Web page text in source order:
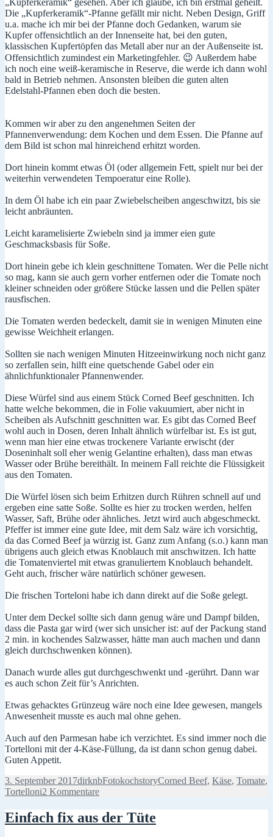
Die „Kupferkeramik“-Pfanne gefällt mir nicht. Neben Design, Griff
u.a. mache ich mir bei der Pfanne doch Gedanken, warum sie
Kupfer offensichtlich an der Innenseite hat, bei den guten,
klassischen Kupfertöpfen das Metall aber nur an der Außenseite ist.
Offensichtlich zumindest ein Marketingfehler. 😉 Außerdem habe
ich noch eine weiß-keramische in Reserve, die werde ich dann wohl
bald in Betrieb nehmen. Ansonsten bleiben die guten alten
Edelstahl-Pfannen eben doch die besten.
Kommen wir aber zu den angenehmen Seiten der
Pfannenverwendung: dem Kochen und dem Essen. Die Pfanne auf
dem Bild ist schon mal hinreichend erhitzt worden.
Dort hinein kommt etwas Öl (oder allgemein Fett, spielt nur bei der
weiterhin verwendeten Tempoeratur eine Rolle).
In dem Öl habe ich ein paar Zwiebelscheiben angeschwitzt, bis sie
leicht anbräunten.
Leicht karamelisierte Zwiebeln sind ja immer eien gute
Geschmacksbasis für Soße.
Dort hinein gebe ich klein geschnittene Tomaten. Wer die Pelle nicht
so mag, kann sie auch gern vorher entfernen oder die Tomate noch
kleiner schneiden oder größere Stücke lassen und die Pellen später
rausfischen.
Die Tomaten werden bedeckelt, damit sie in wenigen Minuten eine
gewisse Weichheit erlangen.
Sollten sie nach wenigen Minuten Hitzeeinwirkung noch nicht ganz
so zerfallen sein, hilft eine quetschende Gabel oder ein
ähnlichfunktionaler Pfannenwender.
Diese Würfel sind aus einem Stück Corned Beef geschnitten. Ich
hatte welche bekommen, die in Folie vakuumiert, aber nicht in
Scheiben als Aufschnitt geschnitten war. Es gibt das Corned Beef
wohl auch in Dosen, deren Inhalt ähnlich würfelbar ist. Es ist gut,
wenn man hier eine etwas trockenere Variante erwischt (der
Doseninhalt soll eher wenig Gelantine erhalten), dass man etwas
Wasser oder Brühe bereithält. In meinem Fall reichte die Flüssigkeit
aus den Tomaten.
Die Würfel lösen sich beim Erhitzen durch Rühren schnell auf und
ergeben eine satte Soße. Sollte es hier zu trocken werden, helfen
Wasser, Saft, Brühe oder ähnliches. Jetzt wird auch abgeschmeckt.
Pfeffer ist immer eine gute Idee, mit dem Salz wäre ich vorsichtig,
da das Corned Beef ja würzig ist. Ganz zum Anfang (s.o.) kann man
übrigens auch gleich etwas Knoblauch mit anschwitzen. Ich hatte
die Tomatenviertel mit etwas granuliertem Knoblauch behandelt.
Geht auch, frischer wäre natürlich schöner gewesen.
Die frischen Torteloni habe ich dann direkt auf die Soße gelegt.
Unter dem Deckel sollte sich dann genug wäre und Dampf bilden,
dass die Pasta gar wird (wer sich unsicher ist: auf der Packung stand
2 min. in kochendes Salzwasser, hätte man auch machen und dann
gleich durchschwenken können).
Danach wurde alles gut durchgeschwenkt und -gerührt. Dann war
es auch schon Zeit für’s Anrichten.
Etwas gehacktes Grünzeug wäre noch eine Idee gewesen, mangels
Anwesenheit musste es auch mal ohne gehen.
Auch auf den Parmesan habe ich verzichtet. Es sind immer noch die
Tortelloni mit der 4-Käse-Füllung, da ist dann schon genug dabei.
Guten Appetit.
Veröffentlicht
am
3. September 2017Autor
dirknbKategorien
FotokochstorySchlagwörter
Corned Beef, Käse, Tomate,
Tortelloni2 Kommentarezu
auf
Pasta
Einfach fix aus der Tüte